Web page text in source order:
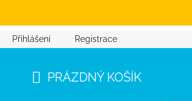
Přihlášení Registrace
PRÁZDNÝ KOŠÍK